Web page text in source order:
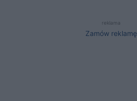
reklama
Zamów reklamę